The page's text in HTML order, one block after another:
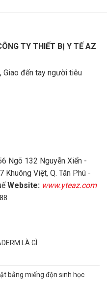
TY THIẾT BỊ Y TẾ AZ
Giao đến tay người tiêu
Ngõ 132 Nguyễn Xiển -
Khuông Việt, Q. Tân Phú -
Website: www.yteaz.com
LÀ GÌ
bằng miếng độn sinh học